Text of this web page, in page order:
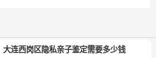
大连西岗区隐私亲子鉴定需要多少钱